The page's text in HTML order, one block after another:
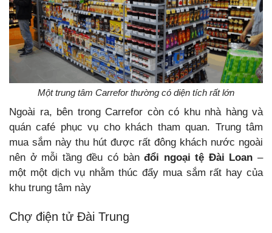
Một trung tâm Carrefor thường có diện tích rất lớn
Ngoài ra, bên trong Carrefor còn có khu nhà hàng và
quán café phục vụ cho khách tham quan. Trung tâm
mua sắm này thu hút được rất đông khách nước ngoài
nên ở mỗi tầng đều có bànđổi ngoại tệ Đài Loan –
một một dịch vụ nhằm thúc đẩy mua sắm rất hay của
khu trung tâm này
Chợ điện tử Đài Trung